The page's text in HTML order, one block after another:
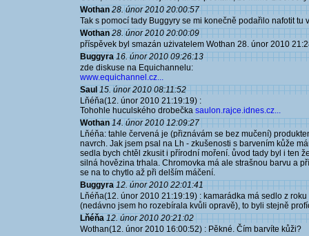
Wothan 28. únor 2010 20:00:57
Tak s pomocí tady Buggyry se mi konečně podařilo nafotit tu
Wothan 28. únor 2010 20:00:09
příspěvek byl smazán użivatelem Wothan 28. únor 2010
Buggyra 16. únor 2010 09:26:13
zde diskuse na Equichannelu:
www.equichannel.cz...
Saul 15. únor 2010 08:11:52
Lňéňa(12. únor 2010 21:19:19) :
Tohohle huculského drobečka saulon.rajce.idnes.cz...
Wothan 14. únor 2010 12:09:27
Lňéňa: tahle červená je (přiznávám se bez mučení)
navrch. Jak jsem psal na Lh - zkušenosti s barvením kůže
sedla bych chtěl zkusit i přírodní moření. ůvod tady byl i ten
silná hovězina trhala. Chromovka má ale strašnou barvu a
se na to chytlo až při delším máčení.
Buggyra 12. únor 2010 22:01:41
Lňéňa(12. únor 2010 21:19:19) : kamarádka má sedlo z
(nedávno jsem ho rozebírala kvůli opravě), to byli stejně
Lňéňa 12. únor 2010 20:21:02
Wothan(12. únor 2010 16:00:52) : Pěkné. Čím barvíte kůži?